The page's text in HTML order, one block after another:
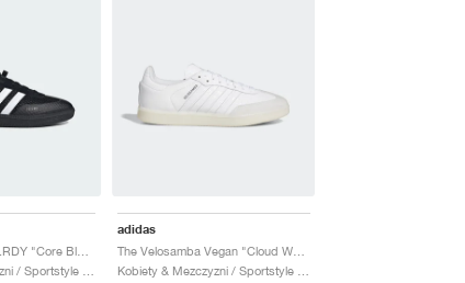
adidas
The Velosamba Vegan "Cloud White"